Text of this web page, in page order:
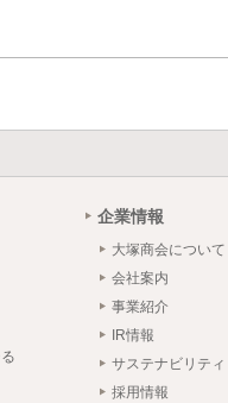
企業情報
大塚商会について
会社案内
事業紹介
IR情報
サステナビリティ
採用情報